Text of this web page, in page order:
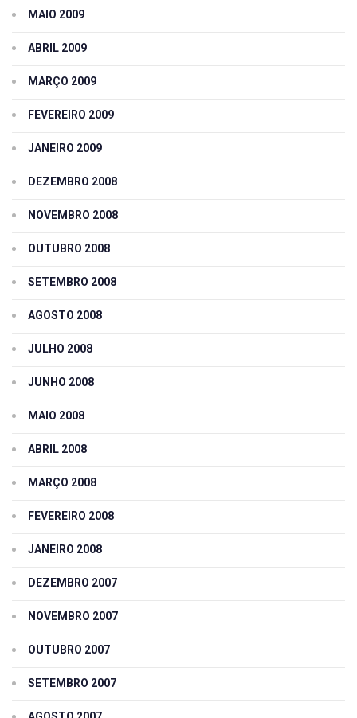
MAIO 2009
ABRIL 2009
MARÇO 2009
FEVEREIRO 2009
JANEIRO 2009
DEZEMBRO 2008
NOVEMBRO 2008
OUTUBRO 2008
SETEMBRO 2008
AGOSTO 2008
JULHO 2008
JUNHO 2008
MAIO 2008
ABRIL 2008
MARÇO 2008
FEVEREIRO 2008
JANEIRO 2008
DEZEMBRO 2007
NOVEMBRO 2007
OUTUBRO 2007
SETEMBRO 2007